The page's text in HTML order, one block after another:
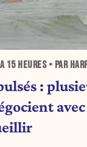
15 HEURES• PAR
: